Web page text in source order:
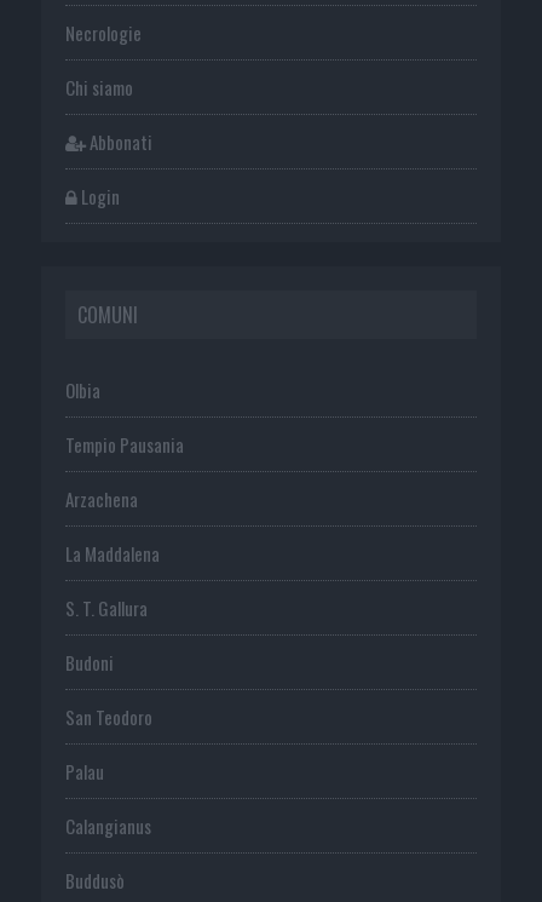
Necrologie
Chi siamo
Abbonati
Login
COMUNI
Olbia
Tempio Pausania
Arzachena
La Maddalena
S. T. Gallura
Budoni
San Teodoro
Palau
Calangianus
Buddusò